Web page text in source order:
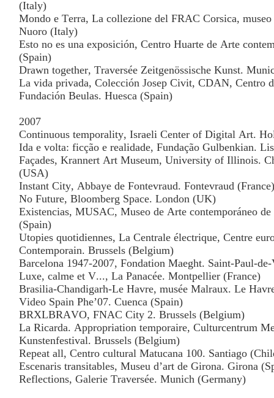
(Italy)
Mondo e Terra, La collezione del FRAC Corsica,
Nuoro (Italy)
Esto no es una exposición, Centro Huarte de Arte
(Spain)
Drawn together, Traversée Zeitgenössische Kunst.
La vida privada, Colección Josep Civit, CDAN, Centro
Fundación Beulas. Huesca (Spain)
2007
Continuous temporality, Israeli Center of Digital Art.
Ida e volta: ficção e realidade, Fundação Gulbenkian.
Façades, Krannert Art Museum, University of Illinois.
(USA)
Instant City, Abbaye de Fontevraud. Fontevraud (France)
No Future, Bloomberg Space. London (UK)
Existencias, MUSAC, Museo de Arte contemporáneo
(Spain)
Utopies quotidiennes, La Centrale électrique, Centre
Contemporain. Brussels (Belgium)
Barcelona 1947-2007, Fondation Maeght. Saint-Paul-
Luxe, calme et V..., La Panacée. Montpellier (France)
Brasilia-Chandigarh-Le Havre, musée Malraux. Le
Video Spain Phe’07. Cuenca (Spain)
BRXLBRAVO, FNAC City 2. Brussels (Belgium)
La Ricarda. Appropriation temporaire, Culturcentrum
Kunstenfestival. Brussels (Belgium)
Repeat all, Centro cultural Matucana 100. Santiago
Escenaris transitables, Museu d’art de Girona. Girona
Reflections, Galerie Traversée. Munich (Germany)